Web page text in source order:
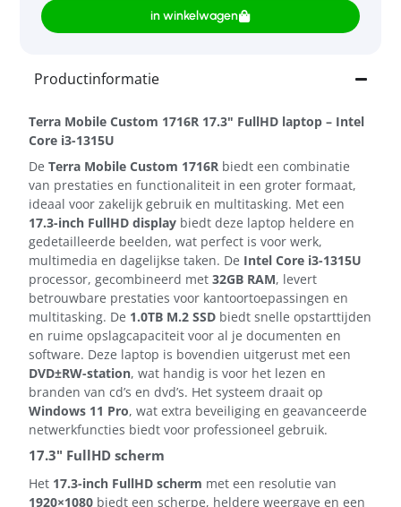
in winkelwagen
Productinformatie
Terra Mobile Custom 1716R 17.3" FullHD laptop – Intel
Core i3-1315U
De Terra Mobile Custom 1716R biedt een combinatie
van prestaties en functionaliteit in een groter formaat,
ideaal voor zakelijk gebruik en multitasking. Met een
17.3-inch FullHD display biedt deze laptop heldere en
gedetailleerde beelden, wat perfect is voor werk,
multimedia en dagelijkse taken. De Intel Core i3-1315U
processor, gecombineerd met 32GB RAM, levert
betrouwbare prestaties voor kantoortoepassingen en
multitasking. De 1.0TB M.2 SSD biedt snelle opstarttijden
en ruime opslagcapaciteit voor al je documenten en
software. Deze laptop is bovendien uitgerust met een
DVD±RW-station, wat handig is voor het lezen en
branden van cd’s en dvd’s. Het systeem draait op
Windows 11 Pro, wat extra beveiliging en geavanceerde
netwerkfuncties biedt voor professioneel gebruik.
17.3" FullHD scherm
Het 17.3-inch FullHD scherm met een resolutie van
1920×1080 biedt een scherpe, heldere weergave en een